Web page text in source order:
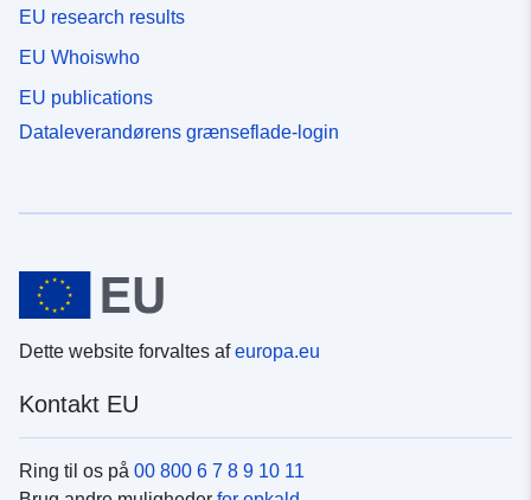
EU research results
EU Whoiswho
EU publications
Dataleverandørens grænseflade-login
Dette website forvaltes afeuropa.eu
Kontakt EU
Ring til os på 00 800 6 7 8 9 10 11